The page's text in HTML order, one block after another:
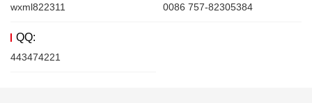
wxml822311 0086 757-82305384
QQ:
443474221